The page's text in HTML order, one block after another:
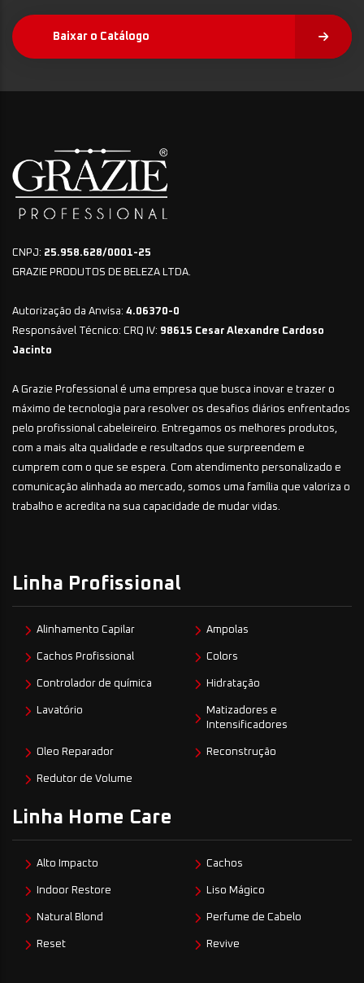
Baixar o Catálogo
CNPJ: 25.958.628/0001-25
GRAZIE PRODUTOS DE BELEZA LTDA.
Autorização da Anvisa: 4.06370-0
Responsável Técnico: CRQ IV: 98615 Cesar Alexandre Cardoso
Jacinto
A Grazie Professional é uma empresa que busca inovar e trazer o
máximo de tecnologia para resolver os desafios diários enfrentados
pelo profissional cabeleireiro. Entregamos os melhores produtos,
com a mais alta qualidade e resultados que surpreendem e
cumprem com o que se espera. Com atendimento personalizado e
comunicação alinhada ao mercado, somos uma família que valoriza o
trabalho e acredita na sua capacidade de mudar vidas.
Linha Profissional
Alinhamento Capilar Ampolas
Cachos Profissional Colors
Controlador de química Hidratação
Lavatório
Matizadores e
Intensificadores
Oleo Reparador Reconstrução
Redutor de Volume
Linha Home Care
Alto Impacto Cachos
Indoor Restore Liso Mágico
Natural Blond Perfume de Cabelo
Reset Revive